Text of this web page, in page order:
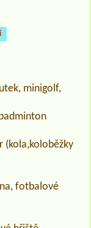
minigolf,
(kola,koloběžky
fotbalové